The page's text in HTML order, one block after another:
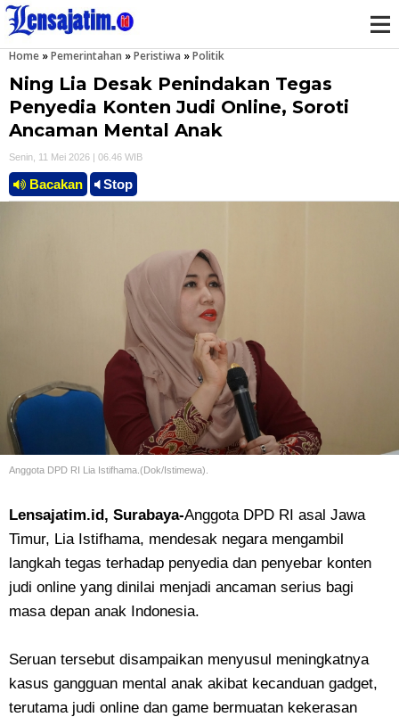
Home »Pemerintahan »Peristiwa »Politik
Ning Lia Desak Penindakan Tegas
Penyedia Konten Judi Online, Soroti
Ancaman Mental Anak
Senin, 11 Mei 2026 | 06.46 WIB
Bacakan Stop
Anggota DPD RI Lia Istifhama.(Dok/Istimewa).
Lensajatim.id, Surabaya-Anggota DPD RI asal Jawa
Timur, Lia Istifhama, mendesak negara mengambil
langkah tegas terhadap penyedia dan penyebar konten
judi online yang dinilai menjadi ancaman serius bagi
masa depan anak Indonesia.
Seruan tersebut disampaikan menyusul meningkatnya
kasus gangguan mental anak akibat kecanduan gadget,
terutama judi online dan game bermuatan kekerasan